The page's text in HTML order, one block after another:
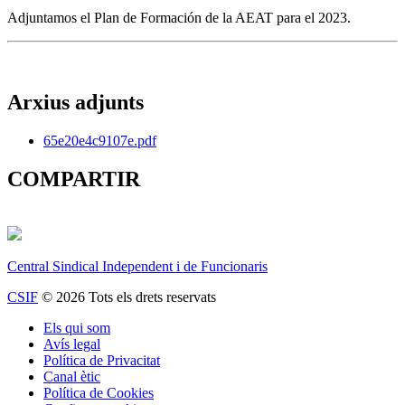
Adjuntamos el Plan de Formación de la AEAT para el 2023.
Arxius adjunts
65e20e4c9107e.pdf
COMPARTIR
Central Sindical Independent i de Funcionaris
CSIF © 2026 Tots els drets reservats
Els qui som
Avís legal
Política de Privacitat
Canal ètic
Política de Cookies